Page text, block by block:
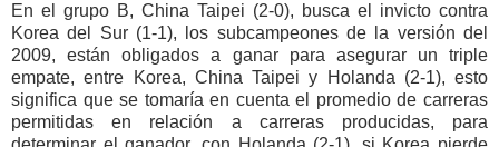
En el grupo B, China Taipei (2-0), busca el invicto contra
Korea del Sur (1-1), los subcampeones de la versión del
2009, están obligados a ganar para asegurar un triple
empate, entre Korea, China Taipei y Holanda (2-1), esto
significa que se tomaría en cuenta el promedio de carreras
permitidas en relación a carreras producidas, para